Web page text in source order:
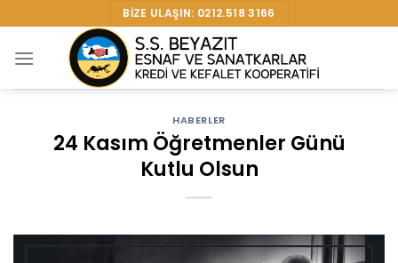
to
content
BIZE ULAŞIN: 0212.518 3166
HABERLER
24 Kasım Öğretmenler Günü
Kutlu Olsun